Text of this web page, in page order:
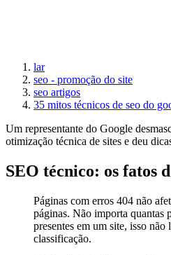
lar
seo - promoção do site
seo artigos
35 mitos técnicos de seo do
Um representante do Google
otimização técnica de sites e deu
SEO técnico: os fatos
Páginas com erros 404 não
páginas. Não importa quantas
presentes em um site, isso
classificação.